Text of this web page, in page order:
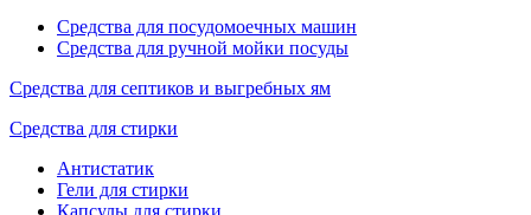
Средства для посудомоечных машин
Средства для ручной мойки посуды
Средства для септиков и выгребных ям
Средства для стирки
Антистатик
Гели для стирки
Капсулы для стирки